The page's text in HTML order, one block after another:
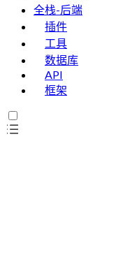
全栈-后端
插件
工具
数据库
API
框架